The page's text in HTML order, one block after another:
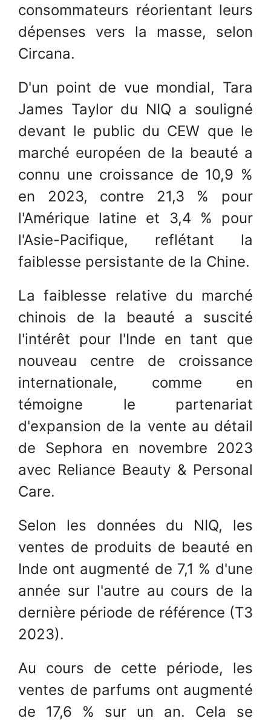
consommateurs réorientant leurs
dépenses vers la masse, selon
Circana.
D'un point de vue mondial, Tara
James Taylor du NIQ a souligné
devant le public du CEW que le
marché européen de la beauté a
connu une croissance de 10,9 %
en 2023, contre 21,3 % pour
l'Amérique latine et 3,4 % pour
l'Asie-Pacifique, reflétant la
faiblesse persistante de la Chine.
La faiblesse relative du marché
chinois de la beauté a suscité
l'intérêt pour l'Inde en tant que
nouveau centre de croissance
internationale, comme en
témoigne le partenariat
d'expansion de la vente au détail
de Sephora en novembre 2023
avec Reliance Beauty & Personal
Care.
Selon les données du NIQ, les
ventes de produits de beauté en
Inde ont augmenté de 7,1 % d'une
année sur l'autre au cours de la
dernière période de référence (T3
2023).
Au cours de cette période, les
ventes de parfums ont augmenté
de 17,6 % sur un an. Cela se